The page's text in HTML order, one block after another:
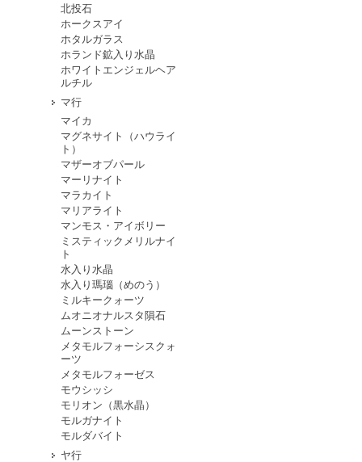
北投石
ホークスアイ
ホタルガラス
ホランド鉱入り水晶
ホワイトエンジェルヘア
ルチル
マ行
マイカ
マグネサイト（ハウライ
ト）
マザーオブパール
マーリナイト
マラカイト
マリアライト
マンモス・アイボリー
ミスティックメリルナイ
ト
水入り水晶
水入り瑪瑙（めのう）
ミルキークォーツ
ムオニオナルスタ隕石
ムーンストーン
メタモルフォーシスクォ
ーツ
メタモルフォーゼス
モウシッシ
モリオン（黒水晶）
モルガナイト
モルダバイト
ヤ行